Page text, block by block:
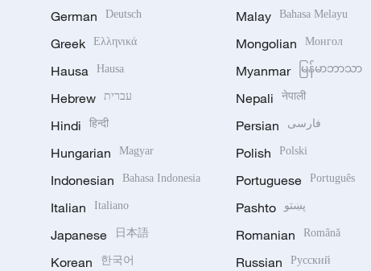
German Deutsch
Greek Ελληνικά
Hausa Hausa
Hebrew עברית
Hindi हिन्दी
Hungarian Magyar
Indonesian Bahasa Indonesia
Italian Italiano
Japanese 日本語
Korean 한국어
Malay Bahasa Melayu
Mongolian Монгол
Myanmar မြန်မာဘာသာ
Nepali नेपाली
Persian فارسی
Polish Polski
Portuguese Português
Pashto پښتو
Romanian Română
Russian Русский